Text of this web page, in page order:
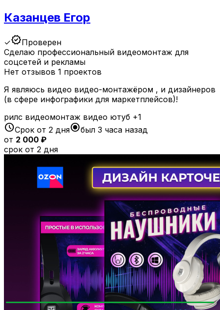
Казанцев Егор
✓verifiedПроверен
Сделаю профессиональный видеомонтаж для
соцсетей и рекламы
Нет отзывов 1 проектов
Я являюсь видео видео-монтажёром , и дизайнеров
(в сфере инфографики для маркетплейсов)!
рилс видеомонтаж видео ютуб +1
scheduleСрок от 2 дняradio_button_checkedбыл 3 часа назад
от 2 000 ₽
срок от 2 дня